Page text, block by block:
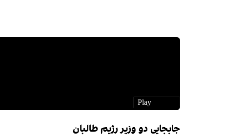
جابجایی دو وزیر رژیم طالبان